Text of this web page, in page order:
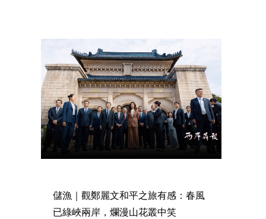
儲漁｜觀鄭麗文和平之旅有感：春風
已綠峽兩岸，爛漫山花叢中笑